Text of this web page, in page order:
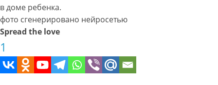
в доме ребенка.
фото сгенерировано нейросетью
Spread the love
1